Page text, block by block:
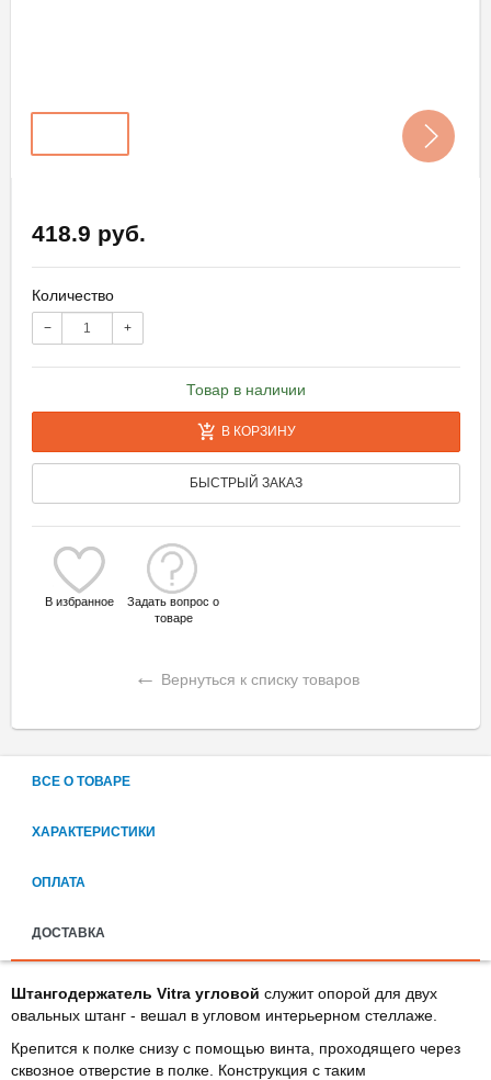
418.9 руб.
Количество
− +
Товар в наличии
В КОРЗИНУ
БЫСТРЫЙ ЗАКАЗ
В избранное
Задать вопрос о
товаре
← Вернуться к списку товаров
ВСЕ О ТОВАРЕ
ХАРАКТЕРИСТИКИ
ОПЛАТА
ДОСТАВКА
Штангодержатель Vitra угловой служит опорой для двух
овальных штанг - вешал в угловом интерьерном стеллаже.
Крепится к полке снизу с помощью винта, проходящего через
сквозное отверстие в полке. Конструкция с таким